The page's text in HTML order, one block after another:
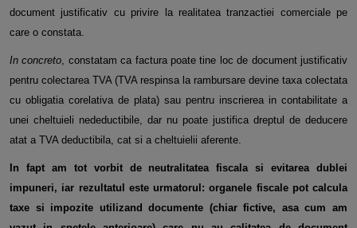
document justificativ cu privire la realitatea tranzactiei comerciale pe
care o constata.
In concreto, constatam ca factura poate tine loc de document justificativ
pentru colectarea TVA (TVA respinsa la rambursare devine taxa colectata
cu obligatia corelativa de plata) sau pentru inscrierea in contabilitate a
unei cheltuieli nedeductibile, dar nu poate justifica dreptul de deducere
atat a TVA deductibila, cat si a cheltuielii aferente.
In fapt am tot vorbit de neutralitatea fiscala si evitarea dublei
impuneri, iar rezultatul este urmatorul: organele fiscale pot calcula
taxe si impozite utilizand documente (chiar fictive, asa cum am